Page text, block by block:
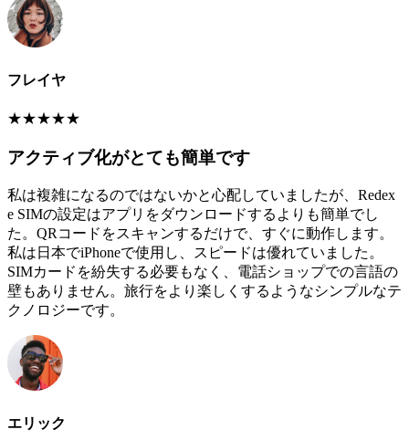
フレイヤ
★★★★★
アクティブ化がとても簡単です
私は複雑になるのではないかと心配していましたが、Redex
e SIMの設定はアプリをダウンロードするよりも簡単でし
た。QRコードをスキャンするだけで、すぐに動作します。
私は日本でiPhoneで使用し、スピードは優れていました。
SIMカードを紛失する必要もなく、電話ショップでの言語の
壁もありません。旅行をより楽しくするようなシンプルなテ
クノロジーです。
エリック